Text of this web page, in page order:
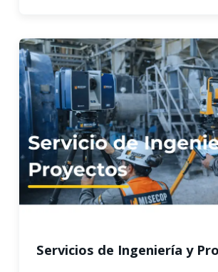
Servicios de Ingeniería y